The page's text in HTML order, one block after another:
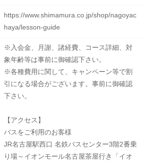
https://www.shimamura.co.jp/shop/nagoyac
haya/lesson-guide
※入会金、月謝、諸経費、コース詳細、対
象年齢等は事前に御確認下さい。
※各種費用に関して、キャンペーン等で割
引になる場合がございます。事前に御確認
下さい。
【アクセス】
バスをご利用のお客様
JR名古屋駅西口 名鉄バスセンター3階2番乗
り場～イオンモール名古屋茶屋行き「イオ